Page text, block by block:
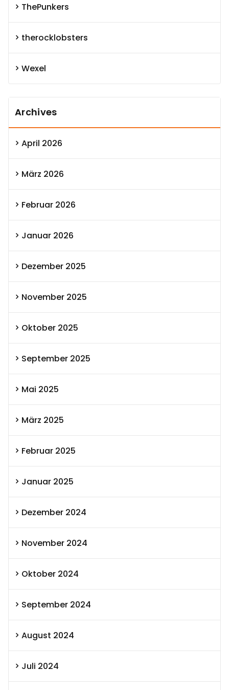
ThePunkers
therocklobsters
Wexel
Archives
April 2026
März 2026
Februar 2026
Januar 2026
Dezember 2025
November 2025
Oktober 2025
September 2025
Mai 2025
März 2025
Februar 2025
Januar 2025
Dezember 2024
November 2024
Oktober 2024
September 2024
August 2024
Juli 2024